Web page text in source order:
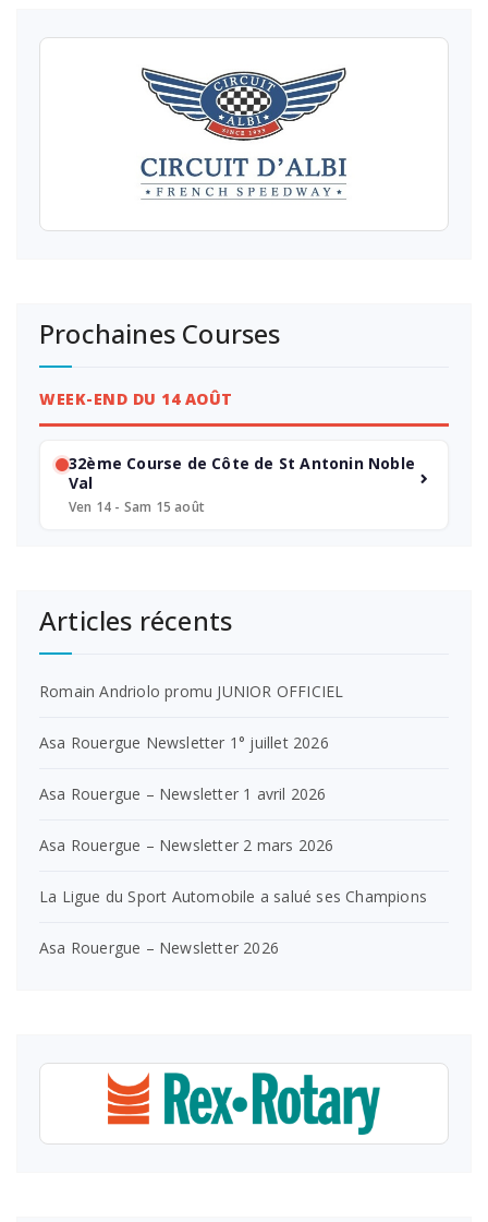
Prochaines Courses
WEEK-END DU 14 AOÛT
32ème Course de Côte de St Antonin Noble
Val
Ven 14 - Sam 15 août
Articles récents
Romain Andriolo promu JUNIOR OFFICIEL
Asa Rouergue Newsletter 1° juillet 2026
Asa Rouergue – Newsletter 1 avril 2026
Asa Rouergue – Newsletter 2 mars 2026
La Ligue du Sport Automobile a salué ses Champions
Asa Rouergue – Newsletter 2026